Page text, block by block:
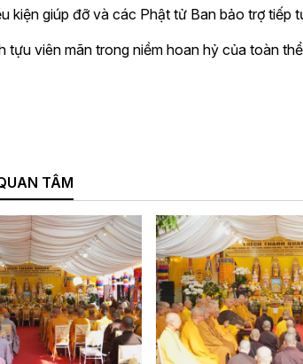
kiện giúp đỡ và các Phật tử Ban bảo trợ tiếp
tựu viên mãn trong niềm hoan hỷ của toàn
TÂM